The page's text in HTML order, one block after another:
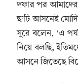
দফার পর
ছ’টি আসনেই
সুরে বলেন, ‘এ
নিয়ে বলছি,
আসনে জিতেছে